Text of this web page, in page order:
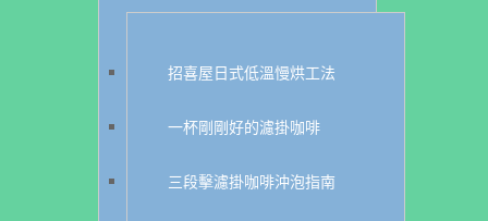
招喜屋日式低溫慢烘工法
一杯剛剛好的濾掛咖啡
三段擊濾掛咖啡沖泡指南